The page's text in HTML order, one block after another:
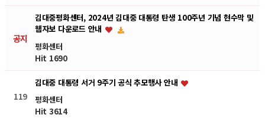
공지
김대중평화센터, 2024년 김대중 대통령 탄생 100주년 기념 현수막 및
웹자보 다운로드 안내
평화센터
Hit 1690
119
김대중 대통령 서거 9주기 공식 추모행사 안내
평화센터
Hit 3614